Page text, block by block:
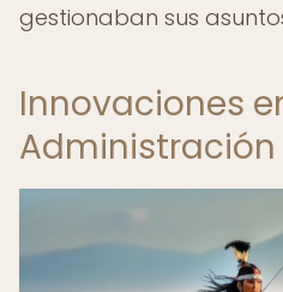
gestionaban sus
Innovaciones
Administración